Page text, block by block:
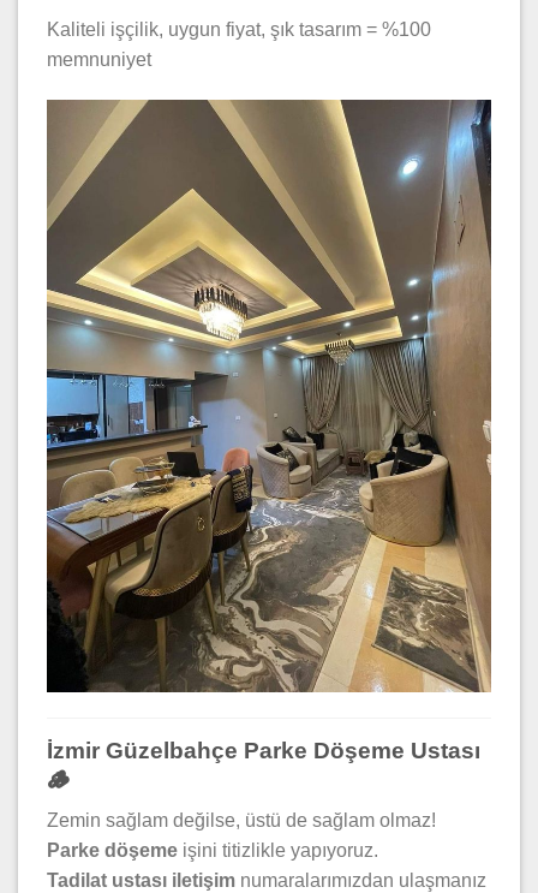
Kaliteli işçilik, uygun fiyat, şık tasarım = %100
memnuniyet
İzmir Güzelbahçe Parke Döşeme Ustası
🪵
Zemin sağlam değilse, üstü de sağlam olmaz!
Parke döşeme işini titizlikle yapıyoruz.
Tadilat ustası iletişim numaralarımızdan ulaşmanız